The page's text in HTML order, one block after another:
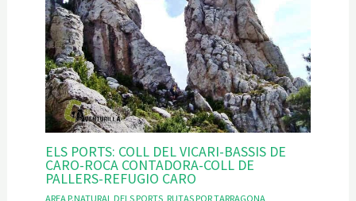
ELS PORTS: COLL DEL VICARI-BASSIS DE
CARO-ROCA CONTADORA-COLL DE
PALLERS-REFUGIO CARO
AREA P.NATURAL DELS PORTS, RUTAS POR TARRAGONA